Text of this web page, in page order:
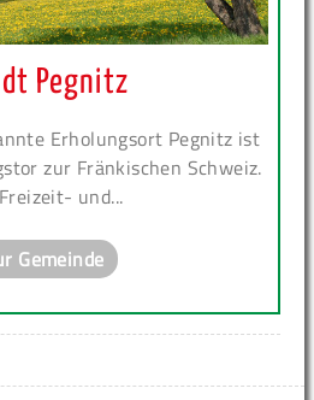
Pegnitz
Erholungsort Pegnitz ist
zur Fränkischen Schweiz.
und...
Gemeinde